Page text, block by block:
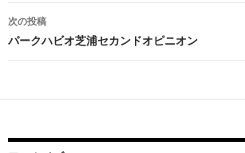
ナ
ビ
ゲ
ー
次の投稿
パークハビオ芝浦セカンドオピニオン